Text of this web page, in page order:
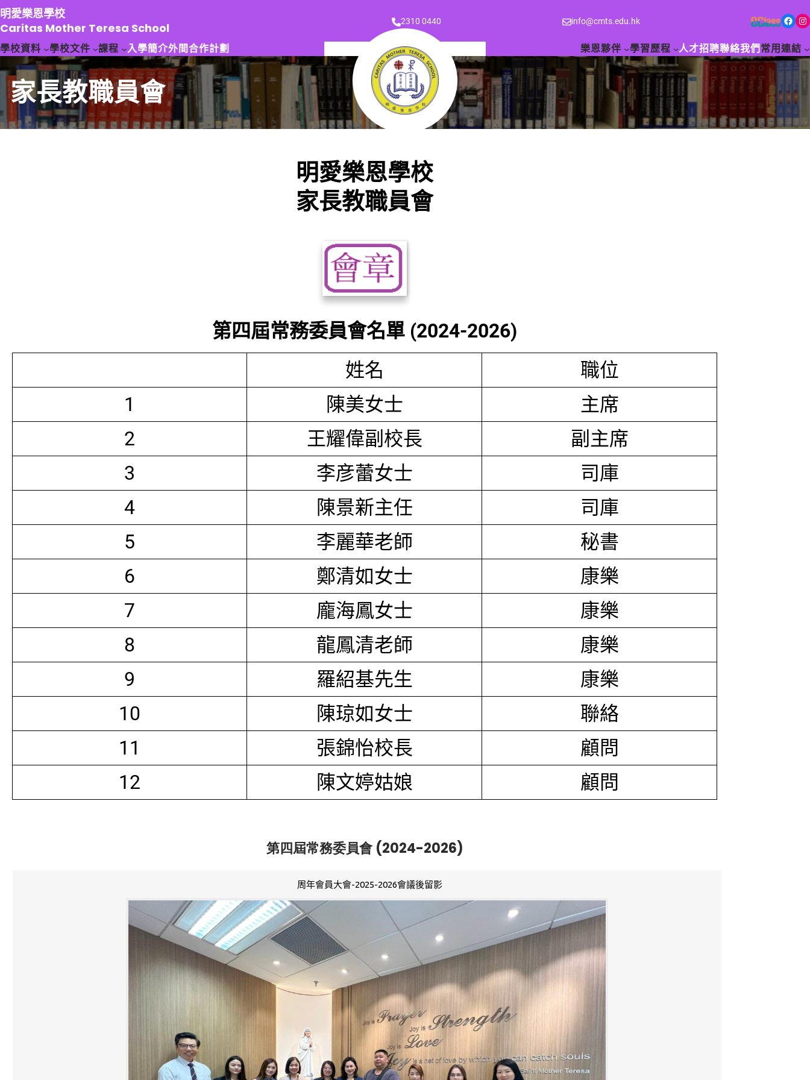
跳
至
主
要
容
明愛樂恩學校
Caritas Mother Teresa School
2310 0440 info@cmts.edu.hk Facebook Instagram
學校資料 學校文件 課程 入學簡介外間合作計劃 樂恩夥伴 學習歷程 人才招聘聯絡我們 常用連結
家長教職員會
明愛樂恩學校
家長教職員會
第四屆常務委員會名單 (2024-2026)
姓名
職位
1
陳美女士
主席
2
王耀偉副校長
副主席
3
李彦蕾女士
司庫
4
陳景新主任
司庫
5
李麗華老師
秘書
6
鄭清如女士
康樂
7
龐海鳳女士
康樂
8
龍鳳清老師
康樂
9
羅紹基先生
康樂
10
陳琼如女士
聯絡
11
張錦怡校長
顧問
12
陳文婷姑娘 顧問
第四屆常務委員會 (2024-2026)
周年會員大會-2025-2026會議後留影